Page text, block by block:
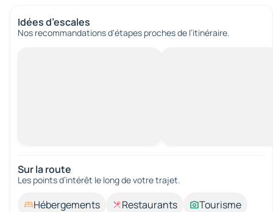
Idées d’escales
Nos recommandations d'étapes proches de l’itinéraire.
Sur la route
Les points d’intérêt le long de votre trajet.
Hébergements Restaurants
Tourisme